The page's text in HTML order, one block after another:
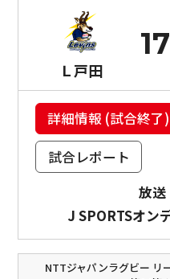
Ｌ戸田
17
詳細情報 (試合終了)
試合レポート
放送
J SPORTSオン
NTTジャパンラグビー リ